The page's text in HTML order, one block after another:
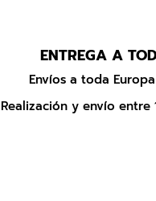
ENTREGA A
Envíos a toda
Realización y envío entre